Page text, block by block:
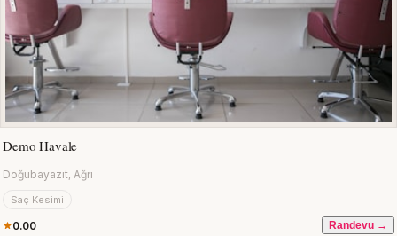
Demo Havale
Doğubayazıt, Ağrı
Saç Kesimi
0.00 Randevu →